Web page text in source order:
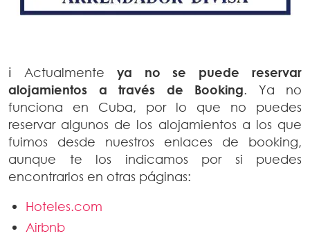
ℹ️ Actualmente ya no se puede reservar
alojamientos a través de Booking. Ya no
funciona en Cuba, por lo que no puedes
reservar algunos de los alojamientos a los que
fuimos desde nuestros enlaces de booking,
aunque te los indicamos por si puedes
encontrarlos en otras páginas:
Hoteles.com
Airbnb